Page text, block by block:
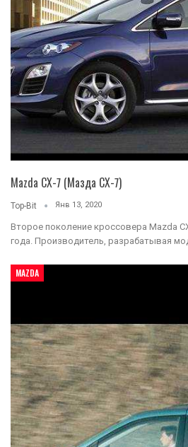
Mazda CX-7 (Мазда СХ-7)
Top-Bit Янв 13, 2020
Второе поколение кроссовера Mazda
года. Производитель, разрабатывая
MAZDA